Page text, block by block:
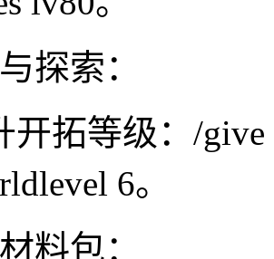
探索：
开拓等级：/
6。
料包：